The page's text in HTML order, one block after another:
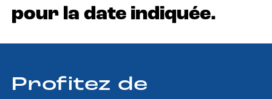
pour la date indiquée.
Profitez de